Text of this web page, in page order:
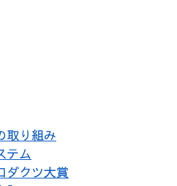
取り組み
テム
ダクツ大賞